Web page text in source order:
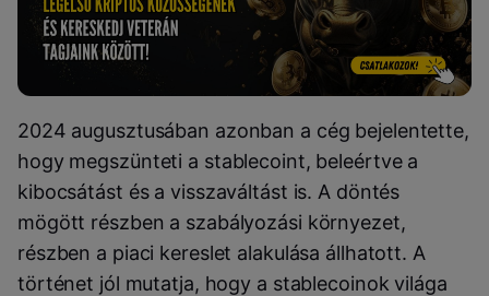
2024 augusztusában azonban a cég bejelentette,
hogy megszünteti a stablecoint, beleértve a
kibocsátást és a visszaváltást is. A döntés
mögött részben a szabályozási környezet,
részben a piaci kereslet alakulása állhatott. A
történet jól mutatja, hogy a stablecoinok világa